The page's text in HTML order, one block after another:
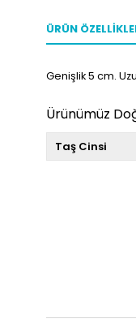
ÜRÜN
Genişlik 5 cm.
Ürünümüz
Taş Cinsi